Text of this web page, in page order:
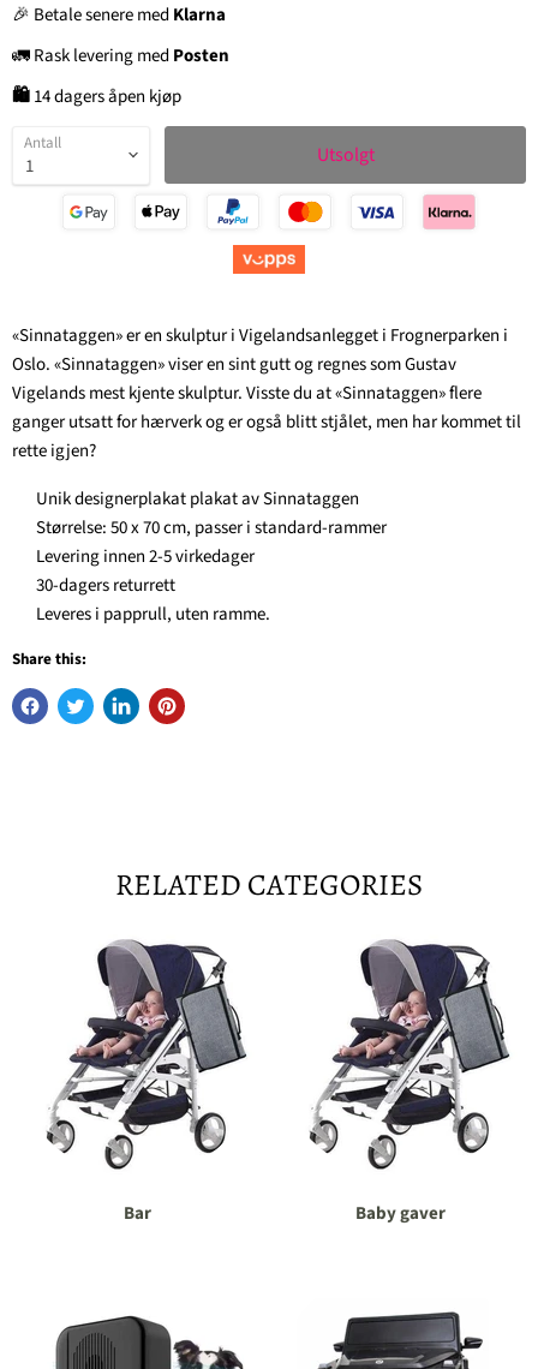
🎉 Betale senere medKlarna
🚛 Rask levering medPosten
🛍14 dagers åpen kjøp
Antall Utsolgt
«Sinnataggen» er en skulptur i Vigelandsanlegget i Frognerparken i
Oslo. «Sinnataggen» viser en sint gutt og regnes som Gustav
Vigelands mest kjente skulptur. Visste du at «Sinnataggen» flere
ganger utsatt for hærverk og er også blitt stjålet, men har kommet til
rette igjen?
Unik designerplakat plakat av Sinnataggen
Størrelse: 50 x 70 cm, passer i standard-rammer
Levering innen 2-5 virkedager
30-dagers returrett
Leveres i papprull, uten ramme.
Share this:
RELATED CATEGORIES
Bar Baby gaver